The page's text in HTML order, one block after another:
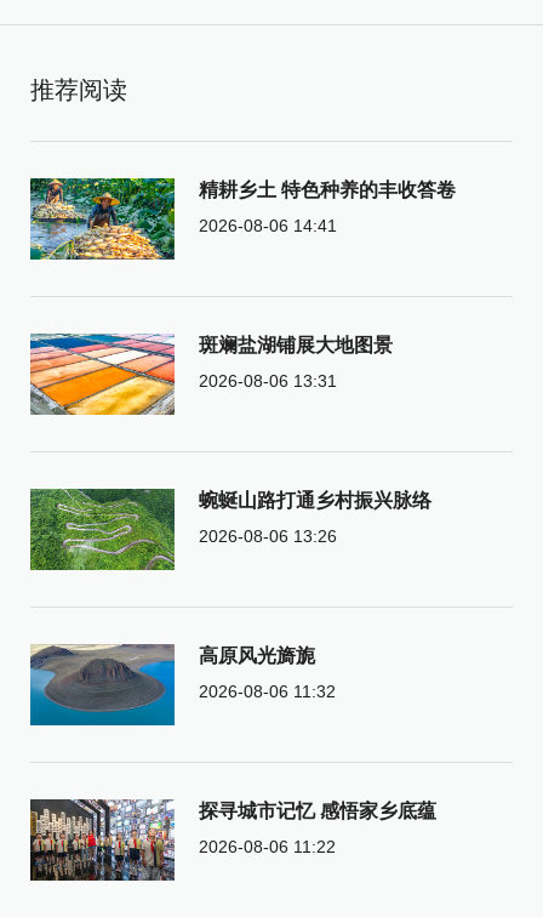
推荐阅读
精耕乡土 特色种养的丰收答卷
2026-08-06 14:41
斑斓盐湖铺展大地图景
2026-08-06 13:31
蜿蜒山路打通乡村振兴脉络
2026-08-06 13:26
高原风光旖旎
2026-08-06 11:32
探寻城市记忆 感悟家乡底蕴
2026-08-06 11:22